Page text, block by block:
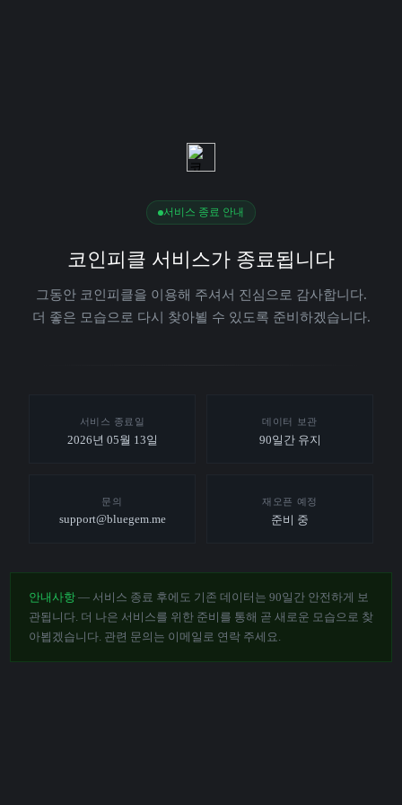
서비스 종료 안내
코인피클 서비스가 종료됩니다
그동안 코인피클을 이용해 주셔서 진심으로 감사합니다.
더 좋은 모습으로 다시 찾아뵐 수 있도록 준비하겠습니다.
서비스 종료일
2026년 05월 13일
데이터 보관
90일간 유지
문의
support@bluegem.me
재오픈 예정
준비 중
안내사항 — 서비스 종료 후에도 기존 데이터는 90일간 안전하게 보
관됩니다. 더 나은 서비스를 위한 준비를 통해 곧 새로운 모습으로 찾
아뵙겠습니다. 관련 문의는 이메일로 연락 주세요.